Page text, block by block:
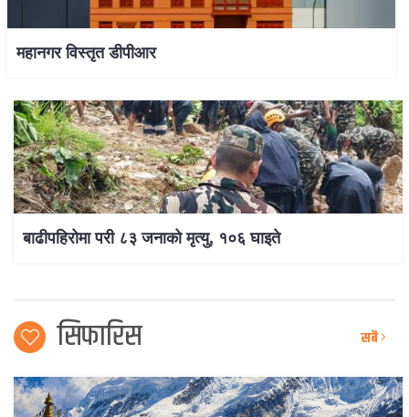
महानगर विस्तृत डीपीआर
बाढीपहिरोमा परी ८३ जनाको मृत्यु, १०६ घाइते
सिफारिस सबै